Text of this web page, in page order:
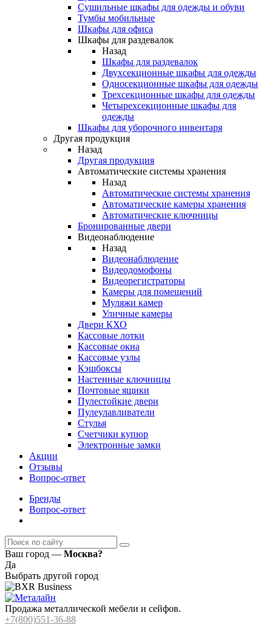
Сушильные шкафы для одежды и обуви
Тумбы мобильные
Шкафы для офиса
Шкафы для раздевалок
Назад
Шкафы для раздевалок
Двухсекционные шкафы для одежды
Односекционные шкафы для одежды
Трехсекционные шкафы для одежды
Четырехсекционные шкафы для
одежды
Шкафы для уборочного инвентаря
Другая продукция
Назад
Другая продукция
Автоматические системы хранения
Назад
Автоматические системы хранения
Автоматические камеры хранения
Автоматические ключницы
Бронированные двери
Видеонаблюдение
Назад
Видеонаблюдение
Видеодомофоны
Видеорегистраторы
Камеры для помещений
Муляжи камер
Уличные камеры
Двери КХО
Кассовые лотки
Кассовые окна
Кассовые узлы
Кэшбоксы
Настенные ключницы
Почтовые ящики
Пулестойкие двери
Пулеулавливатели
Стулья
Счетчики купюр
Электронные замки
Акции
Отзывы
Вопрос-ответ
Бренды
Вопрос-ответ
Ваш город — Москва?
Да
Выбрать другой город
Продажа металлической мебели и сейфов.
+7(800)551-36-88